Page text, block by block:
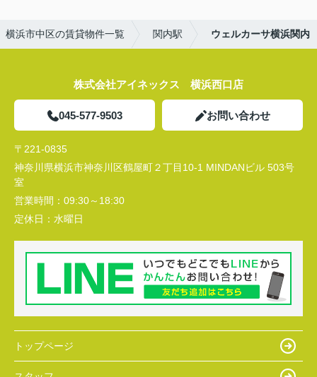
横浜市中区の賃貸物件一覧 関内駅 ウェルカーサ横浜関内
株式会社アイネックス 横浜西口店
045-577-9503 お問い合わせ
〒221-0835
神奈川県横浜市神奈川区鶴屋町２丁目10-1 MINDANビル 503号
室
営業時間： 09:30～18:30
定休日： 水曜日
トップページ